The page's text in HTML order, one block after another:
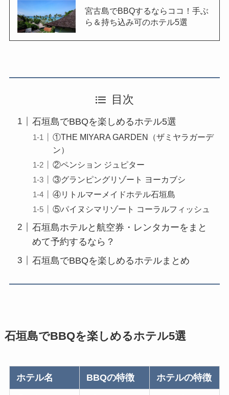
宮古島でBBQするならココ！手ぶ
ら＆持ち込み可のホテル5選
目次
石垣島でBBQを楽しめるホテル5選
①THE MIYARA GARDEN（ザミヤラガーデ
ン）
②ペンション ジュピター
③グランピングリゾート ヨーカブシ
④リトルマーメイドホテル石垣島
⑤パイヌシマリゾート コーラルフィッシュ
石垣島ホテルと航空券・レンタカーをまと
めて予約するなら？
石垣島でBBQを楽しめるホテルまとめ
石垣島でBBQを楽しめるホテル5選
ホテル名 BBQの特徴 ホテルの特徴